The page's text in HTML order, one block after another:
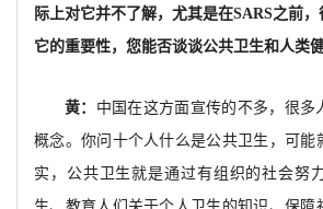
际上对它并不了解，尤其是在SARS之前
它的重要性，您能否谈谈公共卫生和人类
黄： 中国在这方面宣传的不多，很多
概念。你问十个人什么是公共卫生，可能
实，公共卫生就是通过有组织的社会努